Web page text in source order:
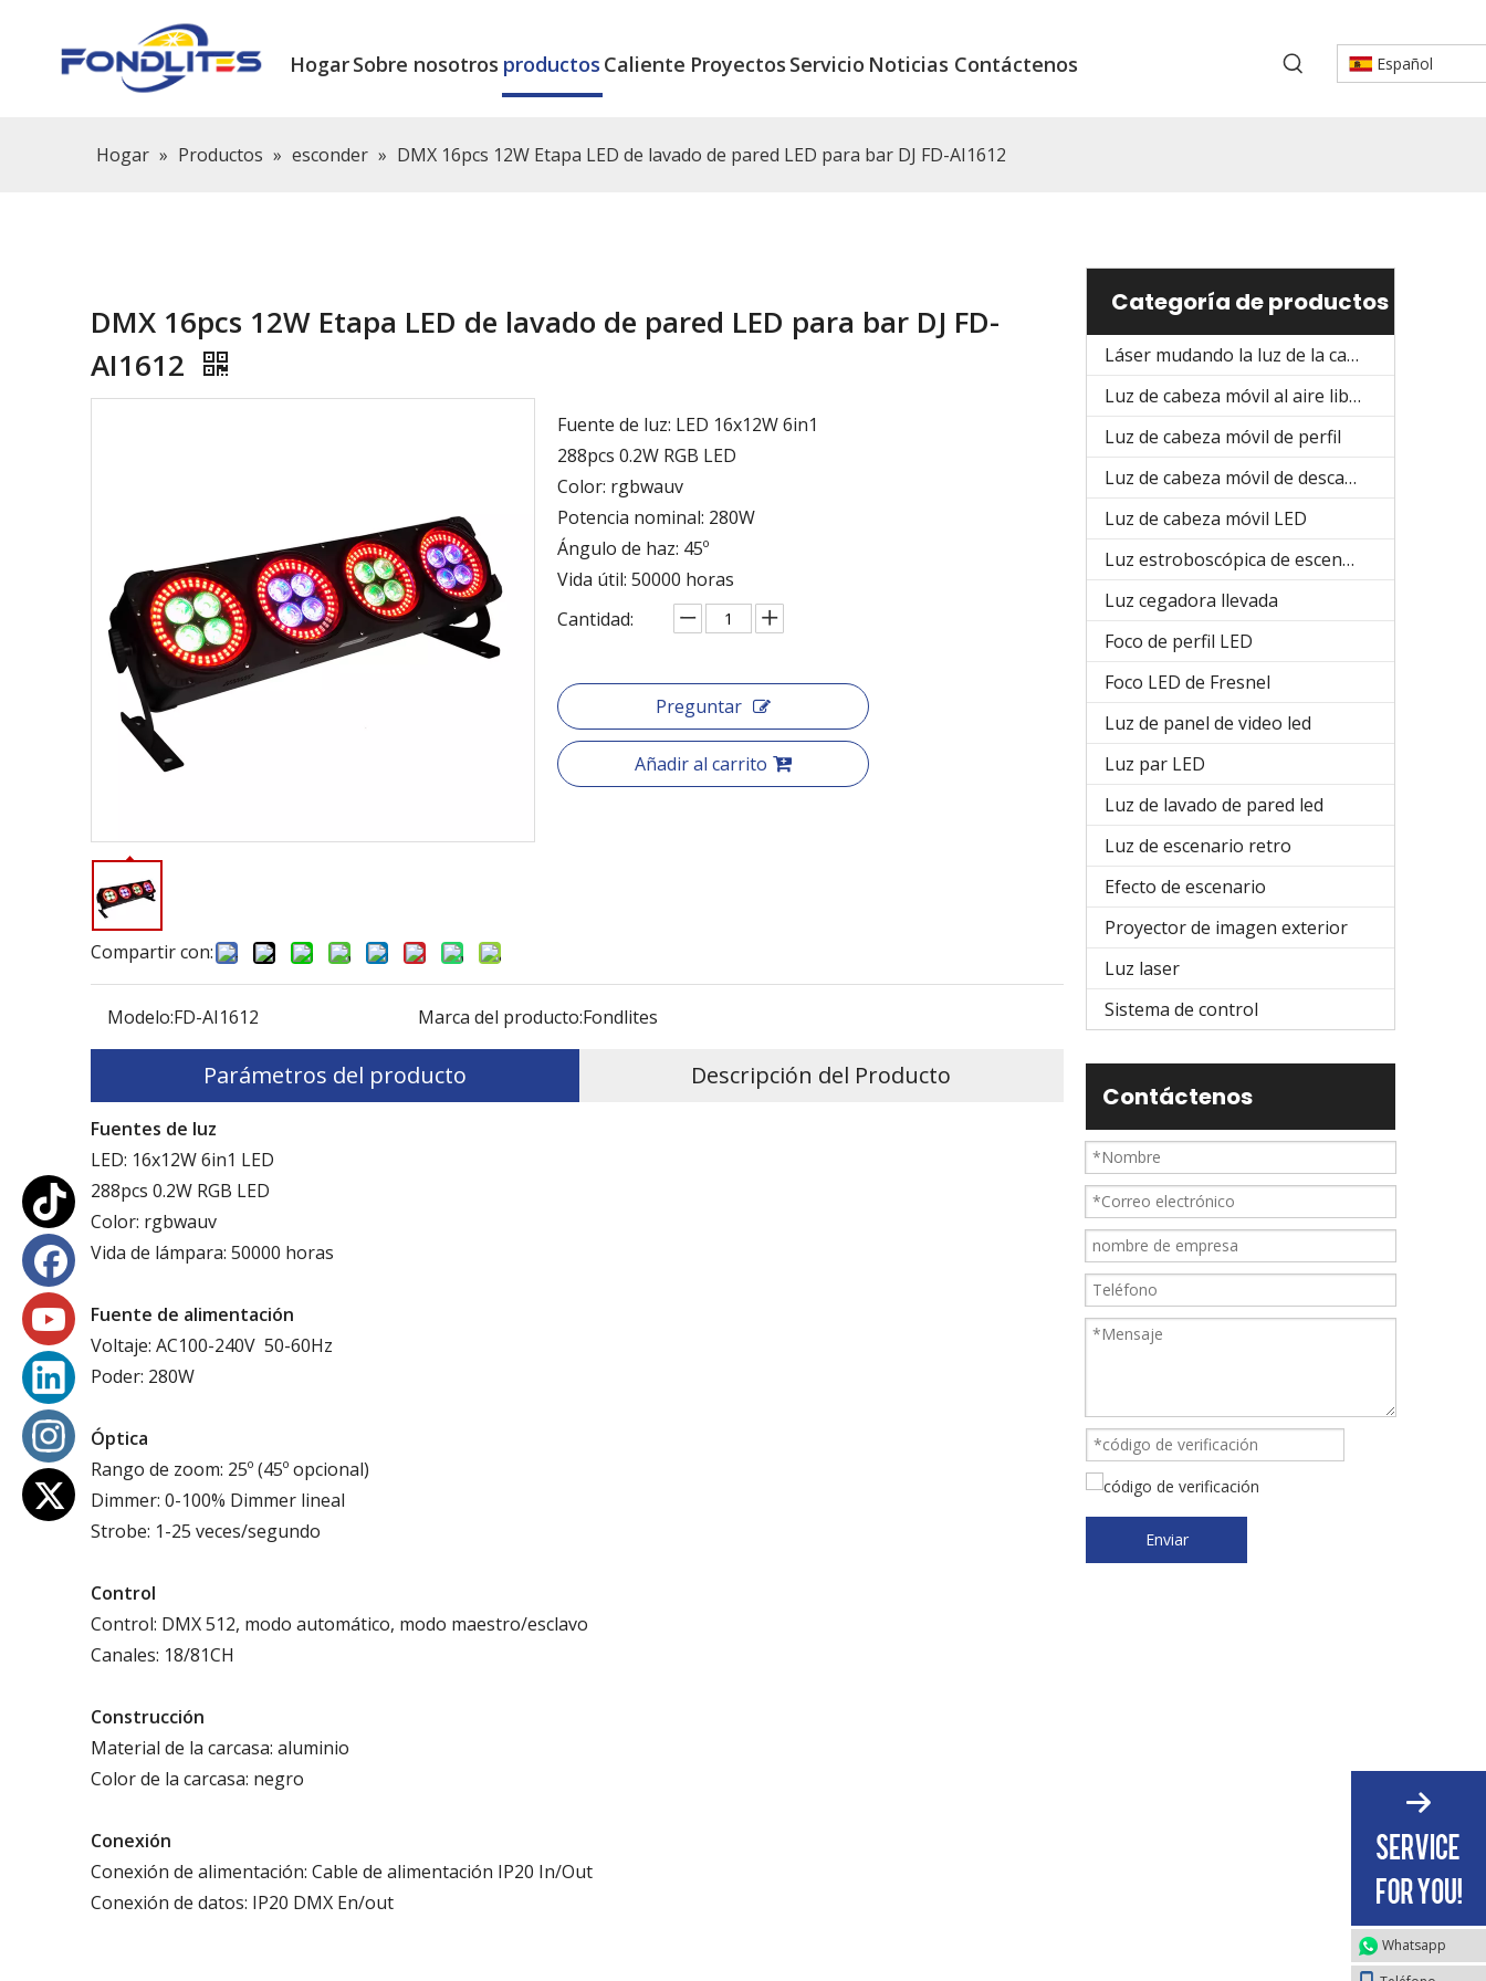
HogarSobre nosotros productos Caliente Proyectos Servicio Noticias Contáctenos Español
Hogar » Productos » esconder » DMX 16pcs 12W Etapa LED de lavado de pared LED para bar DJ FD-AI1612
DMX 16pcs 12W Etapa LED de lavado de pared LED para bar DJ FD-
AI1612
Compartir con:
Fuente de luz: LED 16x12W 6in1
288pcs 0.2W RGB LED
Color: rgbwauv
Potencia nominal: 280W
Ángulo de haz: 45º
Vida útil: 50000 horas
Cantidad:
Preguntar
Añadir al carrito
Modelo:FD-AI1612 Marca del producto:Fondlites
Parámetros del producto Descripción del Producto
Fuentes de luz
LED: 16x12W 6in1 LED
288pcs 0.2W RGB LED
Color: rgbwauv
Vida de lámpara: 50000 horas
Fuente de alimentación
Voltaje: AC100-240V 50-60Hz
Poder: 280W
Óptica
Rango de zoom: 25º (45º opcional)
Dimmer: 0-100% Dimmer lineal
Strobe: 1-25 veces/segundo
Control
Control: DMX 512, modo automático, modo maestro/esclavo
Canales: 18/81CH
Construcción
Material de la carcasa: aluminio
Color de la carcasa: negro
Conexión
Conexión de alimentación: Cable de alimentación IP20 In/Out
Conexión de datos: IP20 DMX En/out
Categoría de productos
Láser mudando la luz de la cabeza
Luz de cabeza móvil al aire libre
Luz de cabeza móvil de perfil
Luz de cabeza móvil de descarga
Luz de cabeza móvil LED
Luz estroboscópica de escenario
Luz cegadora llevada
Foco de perfil LED
Foco LED de Fresnel
Luz de panel de video led
Luz par LED
Luz de lavado de pared led
Luz de escenario retro
Efecto de escenario
Proyector de imagen exterior
Luz laser
Sistema de control
Contáctenos
Enviar
Whatsapp